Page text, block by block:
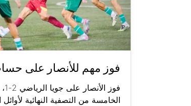
فوز مهم للأنصار على
الخامسة من التصفية النهائية